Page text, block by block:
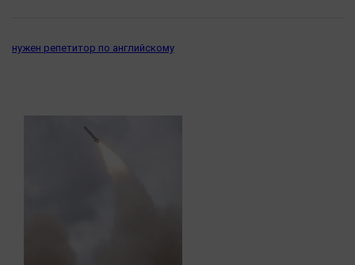
Bookworms
нужен репетитор по английскому